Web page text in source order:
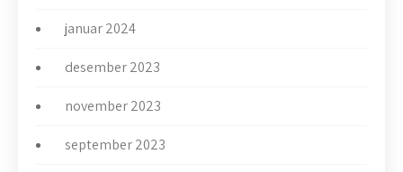
januar 2024
desember 2023
november 2023
september 2023